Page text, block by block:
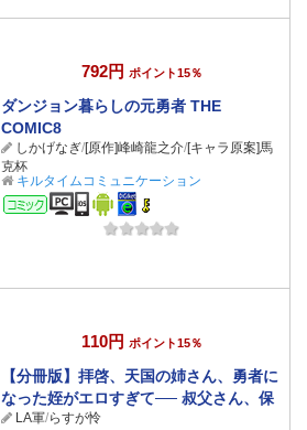
792円 ポイント15％
ダンジョン暮らしの元勇者 THE
COMIC8
しかげなぎ/[原作]峰崎龍之介/[キャラ原案]馬
克杯
キルタイムコミュニケーション
コミック
110円 ポイント15％
【分冊版】拝啓、天国の姉さん、勇者に
なった姪がエロすぎて── 叔父さん、保
護者とかそろそろ無理です＋（ぷらす）
LA軍/らすが怜